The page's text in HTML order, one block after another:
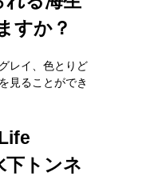
すか？
レイ、色とりど
見ることができ
トンネ